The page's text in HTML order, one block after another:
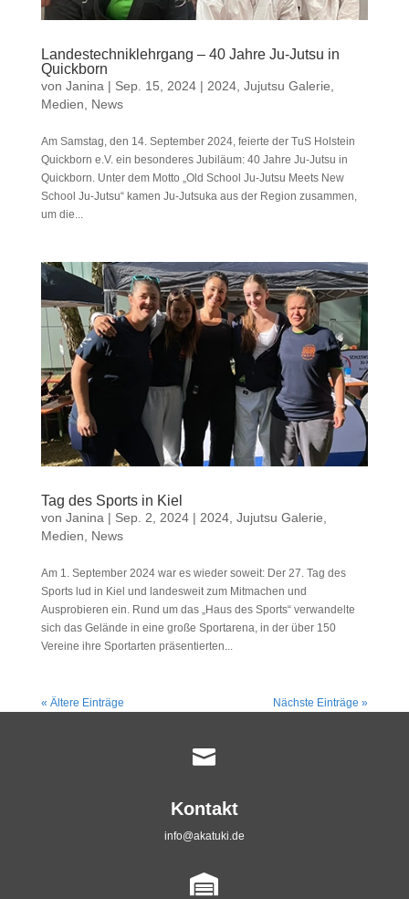
Landestechniklehrgang – 40 Jahre Ju-Jutsu in
Quickborn
von Janina | Sep. 15, 2024| 2024, Jujutsu Galerie
Medien
News
Am Samstag, den 14. September 2024, feierte der TuS Holstein
Quickborn e.V. ein besonderes Jubiläum: 40 Jahre Ju-Jutsu in
Quickborn. Unter dem Motto „Old School Ju-Jutsu Meets New
School Ju-Jutsu“ kamen Ju-Jutsuka aus der Region zusammen,
um die...
Tag des Sports in Kiel
von Janina | Sep. 2, 2024| 2024, Jujutsu Galerie
Medien
News
Am 1. September 2024 war es wieder soweit: Der 27. Tag des
Sports lud in Kiel und landesweit zum Mitmachen und
Ausprobieren ein. Rund um das „Haus des Sports“ verwandelte
sich das Gelände in eine große Sportarena, in der über 150
Vereine ihre Sportarten präsentierten...
« Ältere Einträge Nächste Einträge »

Kontakt
info@akatuki.de
